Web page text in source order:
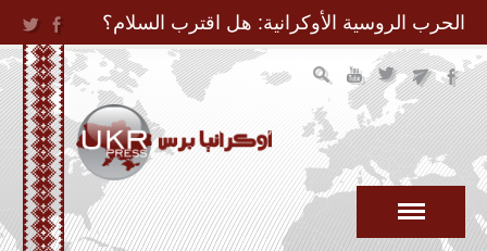
Jump to Navigation
الحرب الروسية الأوكرانية: هل اقترب السلام؟